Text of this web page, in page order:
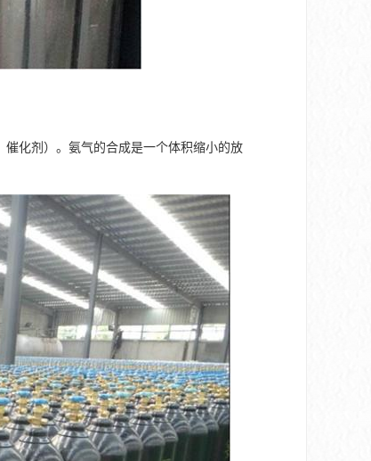
催化剂）。氨气的合成是一个体积缩小的放